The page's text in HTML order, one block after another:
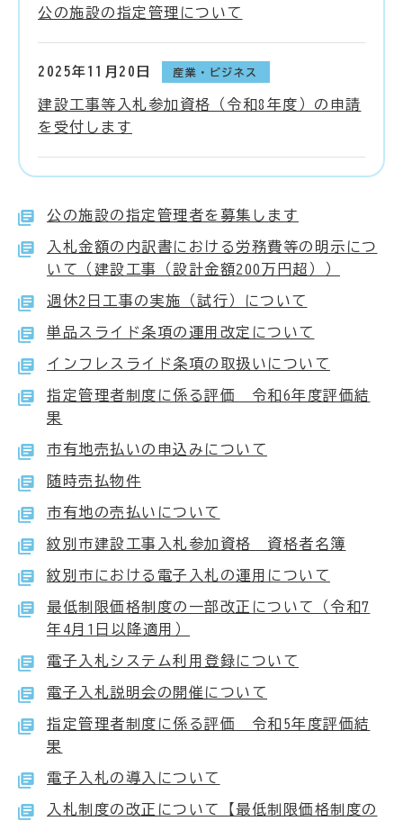
公の施設の指定管理について
2025年11月20日 産業・ビジネス
建設工事等入札参加資格（令和8年度）の申請
を受付します
公の施設の指定管理者を募集します
入札金額の内訳書における労務費等の明示につ
いて（建設工事（設計金額200万円超））
週休2日工事の実施（試行）について
単品スライド条項の運用改定について
インフレスライド条項の取扱いについて
指定管理者制度に係る評価 令和6年度評価結
果
市有地売払いの申込みについて
随時売払物件
市有地の売払いについて
紋別市建設工事入札参加資格 資格者名簿
紋別市における電子入札の運用について
最低制限価格制度の一部改正について（令和7
年4月1日以降適用）
電子入札システム利用登録について
電子入札説明会の開催について
指定管理者制度に係る評価 令和5年度評価結
果
電子入札の導入について
入札制度の改正について【最低制限価格制度の